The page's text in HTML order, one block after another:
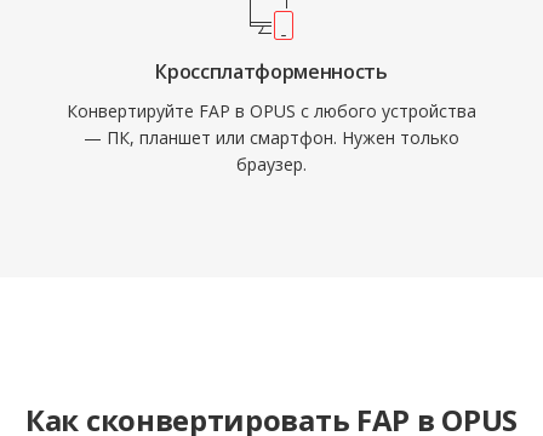
Кроссплатформенность
Конвертируйте FAP в OPUS с любого устройства
— ПК, планшет или смартфон. Нужен только
браузер.
Как сконвертировать FAP в OPUS